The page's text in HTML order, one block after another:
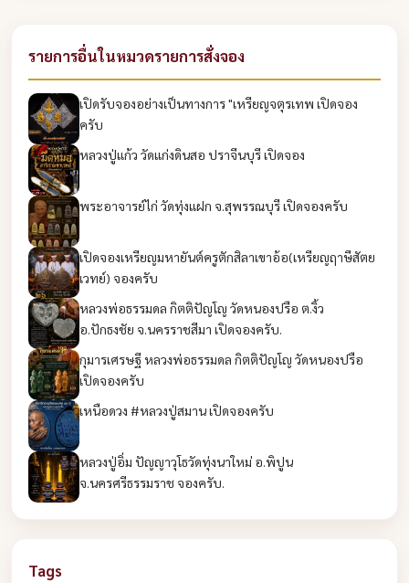
รายการอื่นในหมวดรายการสั่งจอง
เปิดรับจองอย่างเป็นทางการ "เหรียญจตุรเทพ เปิดจอง
ครับ
หลวงปู่แก้ว วัดแก่งดินสอ ปราจีนบุรี เปิดจอง
พระอาจารย์ไก่ วัดทุ่งแฝก จ.สุพรรณบุรี เปิดจองครับ
เปิดจองเหรียญมหายันต์ครูตักสิลาเขาอ้อ(เหรียญฤาษีสัตย
เวทย์) จองครับ
หลวงพ่อธรรมดล กิตติปัญโญ วัดหนองปรือ ต.งิ้ว
อ.ปักธงชัย จ.นครราชสีมา เปิดจองครับ.
กุมารเศรษฐี หลวงพ่อธรรมดล กิตติปัญโญ วัดหนองปรือ
เปิดจองครับ
เหนือดวง #หลวงปู่สมาน เปิดจองครับ
หลวงปู่อิ่ม ปัญญาวุโธวัดทุ่งนาใหม่ อ.พิปูน
จ.นครศรีธรรมราช จองครับ.
Tags